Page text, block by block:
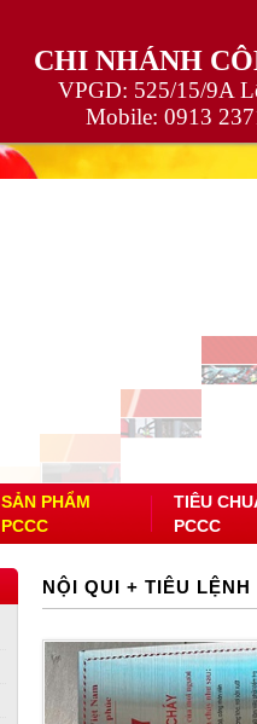
CHI NHÁNH
VPGD: 525/15/9A
Mobile: 0913
SẢN PHẨM
PCCC
TIÊU
PCCC
NỘI QUI + TIÊU LỆNH